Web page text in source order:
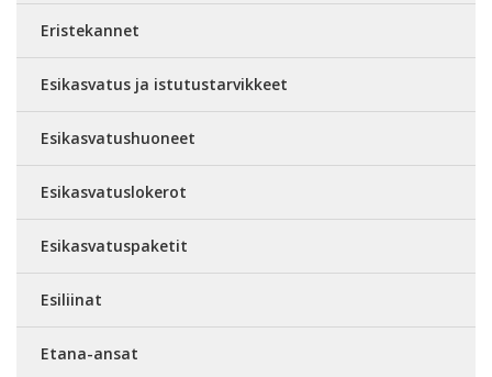
Eristekannet
Esikasvatus ja istutustarvikkeet
Esikasvatushuoneet
Esikasvatuslokerot
Esikasvatuspaketit
Esiliinat
Etana-ansat